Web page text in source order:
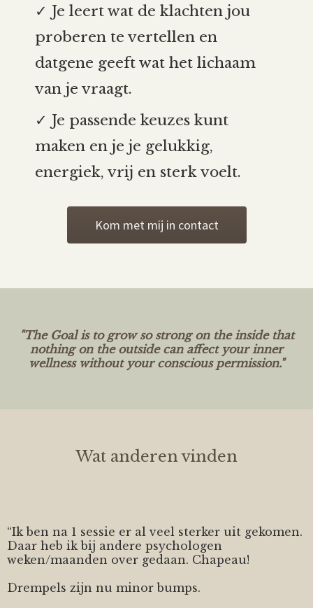
✓ Je leert wat de klachten jou
proberen te vertellen en
datgene geeft wat het lichaam
van je vraagt.
✓ Je passende keuzes kunt
maken en je je gelukkig,
energiek, vrij en sterk voelt.
Kom met mij in contact
"The Goal is to grow so strong on the inside that
nothing on the outside can affect your inner
wellness without your conscious permission."
Wat anderen vinden
“Ik ben na 1 sessie er al veel sterker uit gekomen.
Daar heb ik bij andere psychologen
weken/maanden over gedaan. Chapeau!
Drempels zijn nu minor bumps.